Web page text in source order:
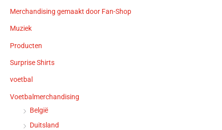
Merchandising gemaakt door Fan-Shop
Muziek
Producten
Surprise Shirts
voetbal
Voetbalmerchandising
België
Duitsland